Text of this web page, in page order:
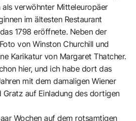
verwöhnter Mitteleuropäer
im ältesten Restaurant
das 1798 eröffnete. Neben der
von Winston Churchill und
Karikatur von Margaret Thatcher.
hier, und ich habe dort das
mit dem damaligen Wiener
Gratz auf Einladung des dortigen
Wochen auf dem rotsamtigen